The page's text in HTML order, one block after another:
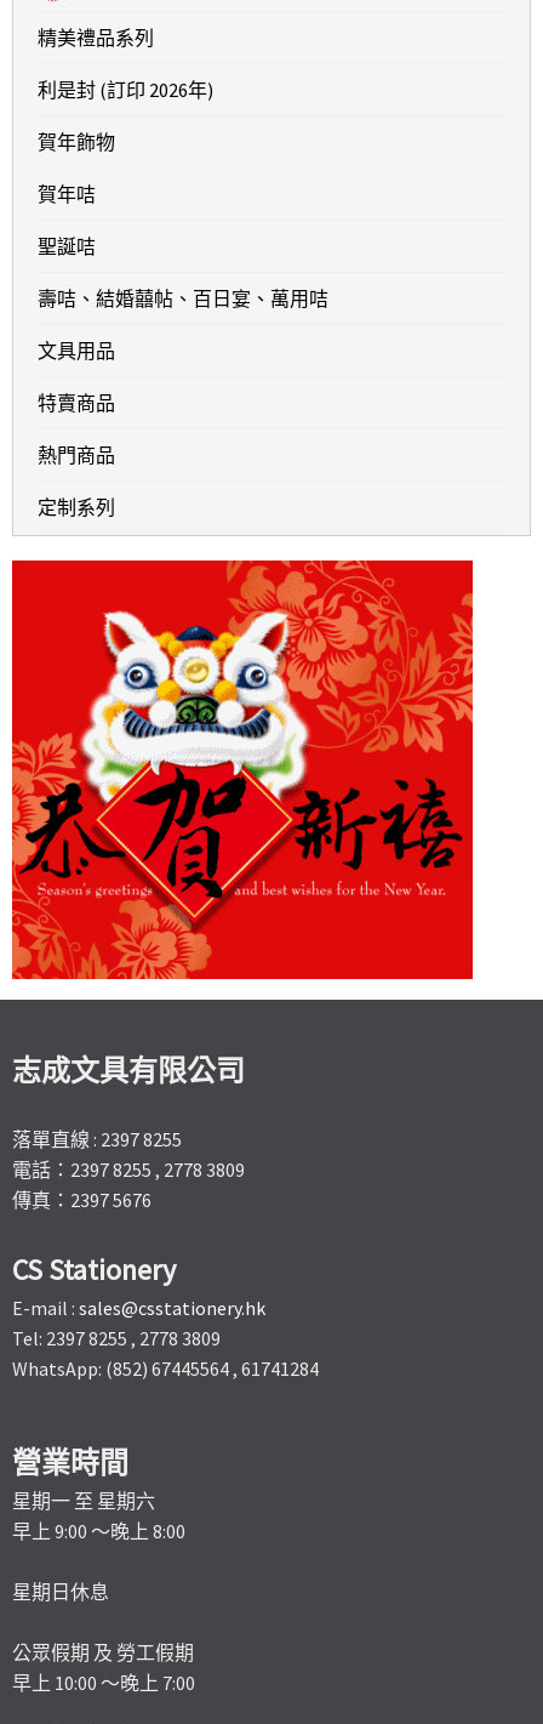
精美禮品系列
利是封 (訂印 2026年)
賀年飾物
賀年咭
聖誕咭
壽咭、結婚囍帖、百日宴、萬用咭
文具用品
特賣商品
熱門商品
定制系列
志成文具有限公司
落單直線 : 2397 8255
電話：2397 8255 , 2778 3809
傳真：2397 5676
CS Stationery
E-mail : sales@csstationery.hk
Tel: 2397 8255 , 2778 3809
WhatsApp: (852) 67445564 , 61741284
營業時間
星期一 至 星期六
早上 9:00 ～晚上 8:00
星期日休息
公眾假期 及 勞工假期
早上 10:00 ～晚上 7:00